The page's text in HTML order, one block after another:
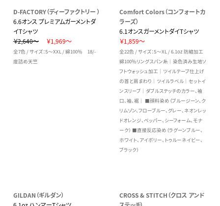
D-FACTORY（ディーファクトリー ）
6.6オンス プレミアムガーメントダ
イTシャツ
￥2,640～
￥1,969～
全7色 / サイズ：S～XXL / 綿100％ 18/-
度詰め天竺
Comfort Colors（コンフォートカ
ラーズ）
6.1オンスガーメントダイTシャツ
￥1,859～
全22色 / サイズ：S～XL / 6.1oz 防縮加工
綿100％リングスパン糸｜染色済み生地ソ
フトウォッシュ加工｜ツイルテープ仕上げ
の首と肩まわり｜ツイルラベル｜セットイ
ンスリーブ｜ダブルステッチのカラー、袖
口、袖、裾｜ ■顔料染め（ブルージーン、ク
リムゾン、フローブルー、グレー、ネオンレッ
ドオレンジ、ペッパー、シーフォーム、モナ
ーク） ■直接反応染め（ラグーンブルー、
ホワイト、アイボリー、トゥルーネイビー、
ブラック）
GILDAN（ギルダン）
CROSS & STITCH（クロス アンド